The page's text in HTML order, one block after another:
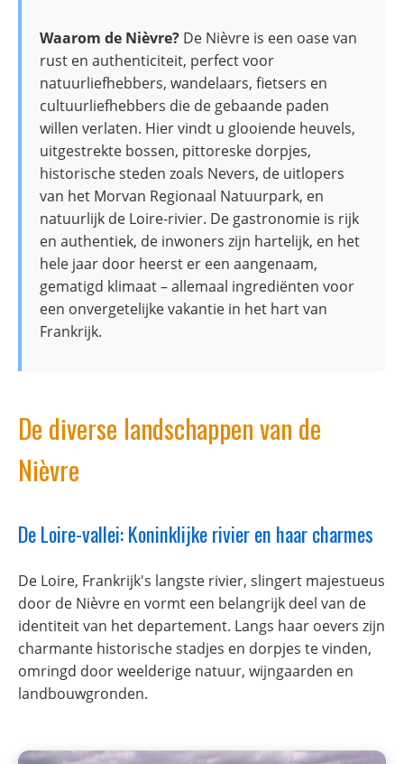
Waarom de Nièvre? De Nièvre is een oase van
rust en authenticiteit, perfect voor
natuurliefhebbers, wandelaars, fietsers en
cultuurliefhebbers die de gebaande paden
willen verlaten. Hier vindt u glooiende heuvels,
uitgestrekte bossen, pittoreske dorpjes,
historische steden zoals Nevers, de uitlopers
van het Morvan Regionaal Natuurpark, en
natuurlijk de Loire-rivier. De gastronomie is rijk
en authentiek, de inwoners zijn hartelijk, en het
hele jaar door heerst er een aangenaam,
gematigd klimaat – allemaal ingrediënten voor
een onvergetelijke vakantie in het hart van
Frankrijk.
De diverse landschappen van de
Nièvre
De Loire-vallei: Koninklijke rivier en haar charmes
De Loire, Frankrijk's langste rivier, slingert majestueus
door de Nièvre en vormt een belangrijk deel van de
identiteit van het departement. Langs haar oevers zijn
charmante historische stadjes en dorpjes te vinden,
omringd door weelderige natuur, wijngaarden en
landbouwgronden.